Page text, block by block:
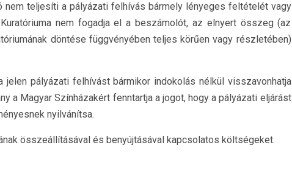
nem teljesíti a pályázati felhívás bármely lényeges feltételét vagy
nem fogadja el a beszámolót, az elnyert összeg (az
döntése függvényében teljes körűen vagy részletében)
jelen pályázati felhívást bármikor indokolás nélkül visszavonhatja
a Magyar Színházakért fenntartja a jogot, hogy a pályázati eljárást
nyilvánítsa.
összeállításával és benyújtásával kapcsolatos költségeket.